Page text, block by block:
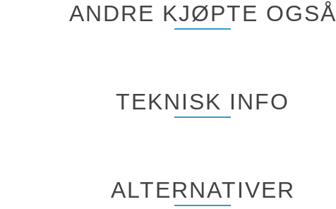
ANDRE KJØPTE OGSÅ
TEKNISK INFO
ALTERNATIVER